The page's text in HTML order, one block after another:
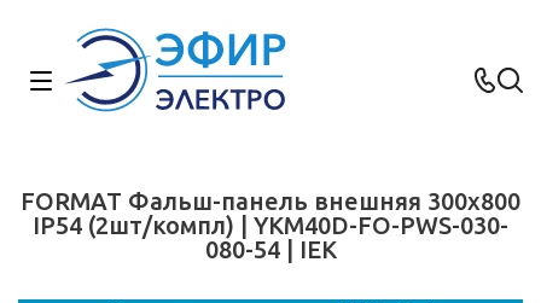
FORMAT Фальш-панель внешняя 300х800
IP54 (2шт/компл) | YKM40D-FO-PWS-030-
080-54 | IEK